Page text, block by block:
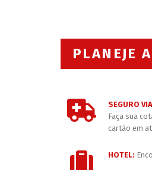
PLANEJE
SEGURO
Faça sua
cartão em
HOTEL: